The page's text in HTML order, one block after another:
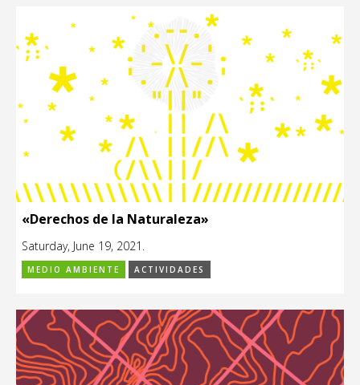
«Derechos de la Naturaleza»
Saturday, June 19, 2021.
MEDIO AMBIENTE ACTIVIDADES